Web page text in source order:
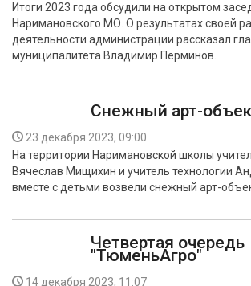
Итоги 2023 года обсудили на открытом
Наримановского МО. О результатах своей
деятельности администрации рассказал
муниципалитета Владимир Перминов.
Снежный арт-
23 декабря 2023, 09:00
На территории Наримановской школы
Вячеслав Мищихин и учитель технологии
вместе с детьми возвели снежный арт-
Четвертая очередь
"ТюменьАгро"
14 декабря 2023, 11:07